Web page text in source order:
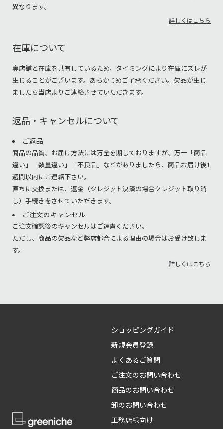
異なります。
詳しくはこちら
在庫について
実店舗と在庫を共有しているため、タイミングにより在庫にズレが
生じることがございます。あらかじめご了承ください。欠品が生じ
ましたら当店よりご連絡させていただきます。
返品・キャンセルについて
ご返品
商品の品質、お届け方法には万全を期しておりますが、万一「商品
違い」「数量違い」「不良品」などがありましたら、商品お届け後1
週間以内にご連絡下さい。
直ちに交換または、返金（クレジット決済の場合クレジット取り消
し）手続きをさせていただきます。
ご注文のキャンセル
ご注文確認後のキャンセルはご遠慮ください。
ただし、商品の欠品など弊店都合による理由の場合はお受け致しま
す。
詳しくはこちら
ショッピングガイド
新規会員登録
よくあるご質問
ご注文のお問い合わせ
商品のお問い合わせ
卸のお問い合わせ
工務店様向け